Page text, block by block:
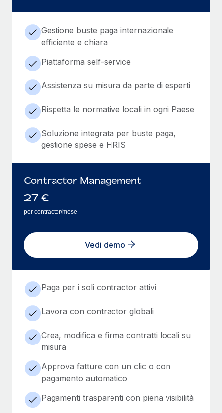
Gestione buste paga internazionale
efficiente e chiara
Piattaforma self-service
Assistenza su misura da parte di esperti
Rispetta le normative locali in ogni Paese
Soluzione integrata per buste paga,
gestione spese e HRIS
Contractor Management
27 €
per contractor/mese
Vedi demo
Paga per i soli contractor attivi
Lavora con contractor globali
Crea, modifica e firma contratti locali su
misura
Approva fatture con un clic o con
pagamento automatico
Pagamenti trasparenti con piena visibilità